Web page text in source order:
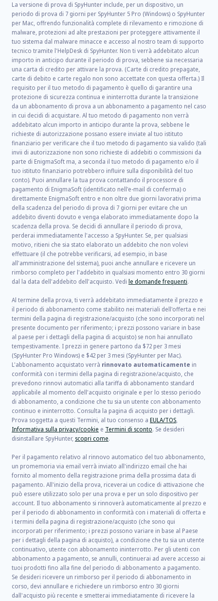
La versione di prova di SpyHunter include, per un dispositivo, un
periodo di prova di 7 giorni per SpyHunter 5 Pro (Windows) o SpyHunter
per Mac, offrendo funzionalità complete di rilevamento e rimozione di
malware, protezioni ad alte prestazioni per proteggere attivamente il
tuo sistema dal malware minacce e accesso al nostro team di supporto
tecnico tramite l'HelpDesk di SpyHunter. Non ti verrà addebitato alcun
importo in anticipo durante il periodo di prova, sebbene sia necessaria
una carta di credito per attivare la prova. (Carte di credito prepagate,
carte di debito e carte regalo non sono accettate con questa offerta.) Il
requisito per il tuo metodo di pagamento è quello di garantire una
protezione di sicurezza continua e ininterrotta durante la transizione
da un abbonamento di prova a un abbonamento a pagamento nel caso
in cui decidi di acquistare. Al tuo metodo di pagamento non verrà
addebitato alcun importo in anticipo durante la prova, sebbene le
richieste di autorizzazione possano essere inviate al tuo istituto
finanziario per verificare che il tuo metodo di pagamento sia valido (tali
invii di autorizzazione non sono richieste di addebiti o commissioni da
parte di EnigmaSoft ma, a seconda il tuo metodo di pagamento e/o il
tuo istituto finanziario potrebbero influire sulla disponibilità del tuo
conto). Puoi annullare la tua prova contattando il processore di
pagamento di EnigmaSoft (identificato nell'e-mail di conferma) o
direttamente EnigmaSoft entro e non oltre due giorni lavorativi prima
della scadenza del periodo di prova di 7 giorni per evitare che un
addebito diventi dovuto e venga elaborato immediatamente dopo la
scadenza della prova. Se decidi di annullare il periodo di prova,
perderai immediatamente l'accesso a SpyHunter. Se, per qualsiasi
motivo, ritieni che sia stato elaborato un addebito che non volevi
effettuare (il che potrebbe verificarsi, ad esempio, in base
all'amministrazione del sistema), puoi anche annullare e ricevere un
rimborso completo per l'addebito in qualsiasi momento entro 30 giorni
dal la data dell'addebito dell'acquisto. Vedi le domande frequenti.
Al termine della prova, ti verrà addebitato immediatamente il prezzo e
il periodo di abbonamento come stabilito nei materiali dell'offerta e nei
termini della pagina di registrazione/acquisto (che sono incorporati nel
presente documento per riferimento; i prezzi possono variare in base
al paese per i dettagli della pagina di acquisto) se non hai annullato
tempestivamente. I prezzi in genere partono da $72 per 3 mesi
(SpyHunter Pro Windows) e $42 per 3 mesi (SpyHunter per Mac).
L'abbonamento acquistato verrà rinnovato automaticamente in
conformità con i termini della pagina di registrazione/acquisto, che
prevedono rinnovi automatici alla tariffa di abbonamento standard
applicabile al momento dell'acquisto originale e per lo stesso periodo
di abbonamento, a condizione che tu sia un utente con abbonamento
continuo e ininterrotto. Consulta la pagina di acquisto per i dettagli.
Prova soggetta a questi Termini, al tuo consenso a EULA/TOS,
Informativa sulla privacy/cookie e Termini di sconto. Se desideri
disinstallare SpyHunter, scopri come.
Per il pagamento relativo al rinnovo automatico del tuo abbonamento,
un promemoria via email verrà inviato all'indirizzo email che hai
fornito al momento della registrazione prima della prossima data di
pagamento. All'inizio della prova, riceverai un codice di attivazione che
può essere utilizzato solo per una prova e per un solo dispositivo per
account. Il tuo abbonamento si rinnoverà automaticamente al prezzo e
per il periodo di abbonamento in conformità con i materiali di offerta e
i termini della pagina di registrazione/acquisto (che sono qui
incorporati per riferimento; i prezzi possono variare in base al Paese
per i dettagli della pagina di acquisto), a condizione che tu sia un utente
continuativo, utente con abbonamento ininterrotto. Per gli utenti con
abbonamento a pagamento, se annulli, continuerai ad avere accesso ai
tuoi prodotti fino alla fine del periodo di abbonamento a pagamento.
Se desideri ricevere un rimborso per il periodo di abbonamento in
corso, devi annullare e richiedere un rimborso entro 30 giorni
dall'acquisto più recente e smetterai immediatamente di ricevere la